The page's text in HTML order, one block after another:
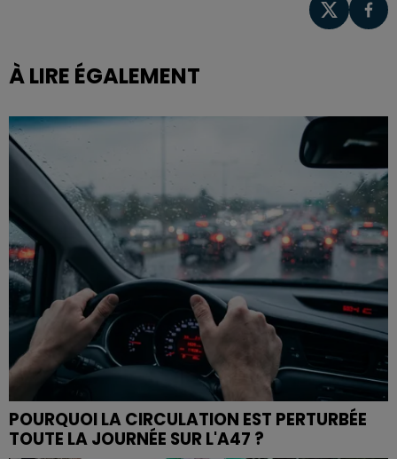
À LIRE ÉGALEMENT
POURQUOI LA CIRCULATION EST PERTURBÉE
TOUTE LA JOURNÉE SUR L'A47 ?